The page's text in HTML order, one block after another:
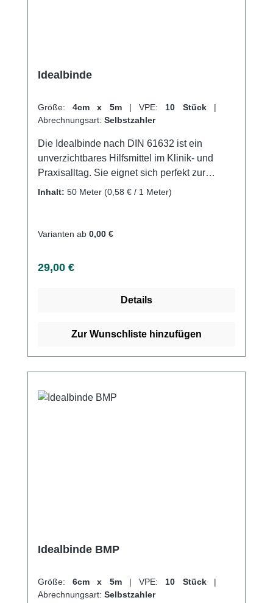
Idealbinde
Größe: 4cm x 5m | VPE: 10 Stück |
Abrechnungsart: Selbstzahler
Die Idealbinde nach DIN 61632 ist ein
unverzichtbares Hilfsmittel im Klinik- und
Praxisalltag. Sie eignet sich perfekt zur
kräftigen Kompression der Extremitäten in der
Thromboseprophylaxe als auch zum Stützen
Außerdem wird sie zur Behandlung von
Fixierung von Schienen eingesetzt.Die
was sie angenehm luftdurchlässig und
Herstellers Kaufen Sie jetzt Idealbinden
Inhalt: 50 Meter (0,58 € / 1 Meter)
Varianten ab 0,00 €
Regulärer Preis:
29,00 €
Details
Zur Wunschliste hinzufügen
Idealbinde BMP
Größe: 6cm x 5m | VPE: 10 Stück |
Abrechnungsart: Selbstzahler